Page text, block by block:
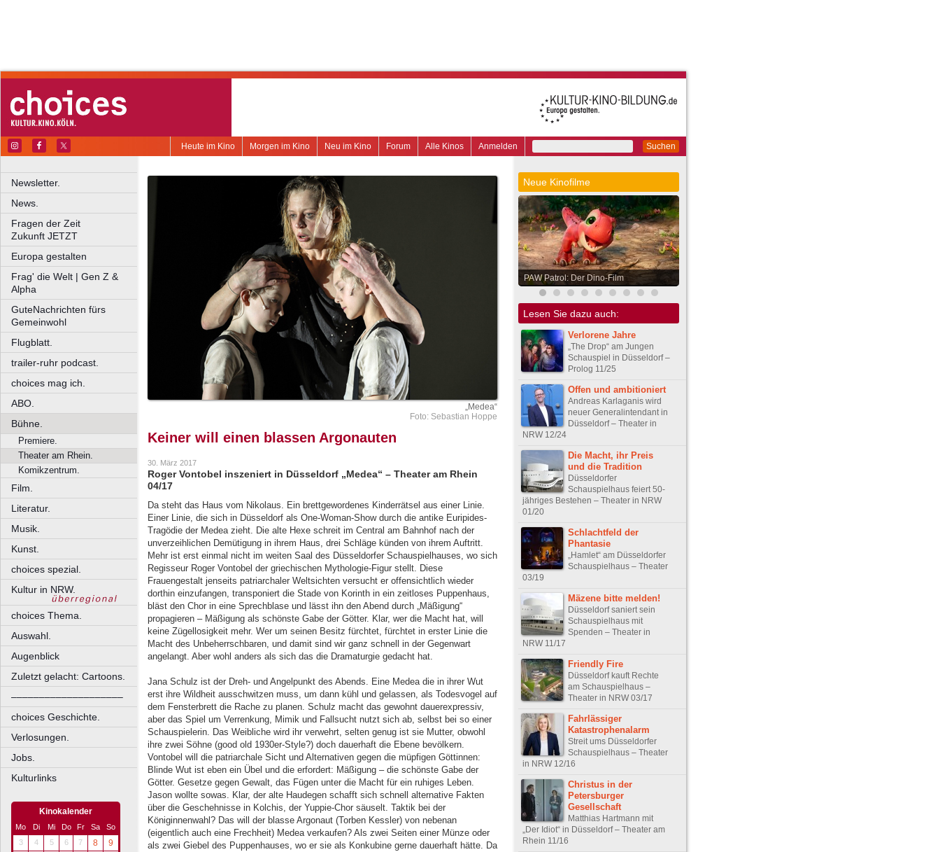
Suchen
Anmelden
Alle Kinos
Forum
Neu im Kino
Morgen im Kino
Heute im Kino
Newsletter.
News.
Fragen der Zeit
Zukunft JETZT
Europa gestalten
Frag' die Welt | Gen Z &
Alpha
GuteNachrichten fürs
Gemeinwohl
Flugblatt.
trailer-ruhr podcast.
choices mag ich.
ABO.
Bühne.
Premiere.
Theater am Rhein.
Komikzentrum.
Film.
Literatur.
Musik.
Kunst.
choices spezial.
Kultur in NRW.
choices Thema.
Auswahl.
Augenblick
Zuletzt gelacht: Cartoons.
––––––––––––––––––––
choices Geschichte.
Verlosungen.
Jobs.
Kulturlinks
Kinokalender
Mo Di Mi Do Fr Sa
So
3
4 5 6 7 8
9
„Medea“
Foto: Sebastian Hoppe
Keiner will einen blassen Argonauten
30. März 2017
Roger Vontobel inszeniert in Düsseldorf „Medea“ – Theater am Rhein
04/17
Da steht das Haus vom Nikolaus. Ein brettgewordenes Kinderrätsel aus einer Linie.
Einer Linie, die sich in Düsseldorf als One-Woman-Show durch die antike Euripides-
Tragödie der Medea zieht. Die alte Hexe schreit im Central am Bahnhof nach der
unverzeihlichen Demütigung in ihrem Haus, drei Schläge künden von ihrem Auftritt.
Mehr ist erst einmal nicht im weiten Saal des Düsseldorfer Schauspielhauses, wo sich
Regisseur Roger Vontobel der griechischen Mythologie-Figur stellt. Diese
Frauengestalt jenseits patriarchaler Weltsichten versucht er offensichtlich wieder
dorthin einzufangen, transponiert die Stade von Korinth in ein zeitloses Puppenhaus,
bläst den Chor in eine Sprechblase und lässt ihn den Abend durch „Mäßigung“
propagieren – Mäßigung als schönste Gabe der Götter. Klar, wer die Macht hat, will
keine Zügellosigkeit mehr. Wer um seinen Besitz fürchtet, fürchtet in erster Linie die
Macht des Unbeherrschbaren, und damit sind wir ganz schnell in der Gegenwart
angelangt. Aber wohl anders als sich das die Dramaturgie gedacht hat.
Jana Schulz ist der Dreh- und Angelpunkt des Abends. Eine Medea die in ihrer Wut
erst ihre Wildheit ausschwitzen muss, um dann kühl und gelassen, als Todesvogel auf
dem Fensterbrett die Rache zu planen. Schulz macht das gewohnt dauerexpressiv,
aber das Spiel um Verrenkung, Mimik und Fallsucht nutzt sich ab, selbst bei so einer
Schauspielerin. Das Weibliche wird ihr verwehrt, selten genug ist sie Mutter, obwohl
ihre zwei Söhne (good old 1930er-Style?) doch dauerhaft die Ebene bevölkern.
Vontobel will die patriarchale Sicht und Alternativen gegen die müpfigen Göttinnen:
Blinde Wut ist eben ein Übel und die erfordert: Mäßigung – die schönste Gabe der
Götter. Gesetze gegen Gewalt, das Fügen unter die Macht für ein ruhiges Leben.
Jason wollte sowas. Klar, der alte Haudegen schafft sich schnell alternative Fakten
über die Geschehnisse in Kolchis, der Yuppie-Chor säuselt. Taktik bei der
Königinnenwahl? Das will der blasse Argonaut (Torben Kessler) von nebenan
(eigentlich auch eine Frechheit) Medea verkaufen? Als zwei Seiten einer Münze oder
als zwei Giebel des Puppenhauses, wo er sie als Konkubine gerne dauerhaft hätte. Da
Neue Kinofilme
PAW Patrol: Der Dino-Film
Lesen Sie dazu auch:
Verlorene Jahre
„The Drop“ am Jungen
Schauspiel in Düsseldorf –
Prolog 11/25
Offen und ambitioniert
Andreas Karlaganis wird
neuer Generalintendant in
Düsseldorf – Theater in
NRW 12/24
Die Macht, ihr Preis
und die Tradition
Düsseldorfer
Schauspielhaus feiert 50-
jähriges Bestehen – Theater in NRW
01/20
Schlachtfeld der
Phantasie
„Hamlet“ am Düsseldorfer
Schauspielhaus – Theater
03/19
Mäzene bitte melden!
Düsseldorf saniert sein
Schauspielhaus mit
Spenden – Theater in
NRW 11/17
Friendly Fire
Düsseldorf kauft Rechte
am Schauspielhaus –
Theater in NRW 03/17
Fahrlässiger
Katastrophenalarm
Streit ums Düsseldorfer
Schauspielhaus – Theater
in NRW 12/16
Christus in der
Petersburger
Gesellschaft
Matthias Hartmann mit
„Der Idiot“ in Düsseldorf – Theater am
Rhein 11/16